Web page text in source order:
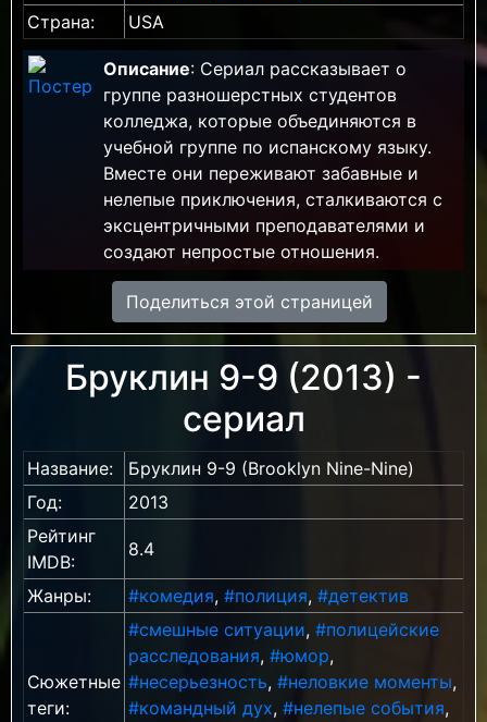
Страна:
USA
Описание: Сериал рассказывает о
группе разношерстных студентов
колледжа, которые объединяются в
учебной группе по испанскому языку.
Вместе они переживают забавные и
нелепые приключения, сталкиваются с
эксцентричными преподавателями и
создают непростые отношения.
Поделиться этой страницей
Бруклин 9-9 (2013) -
сериал
Название:
Бруклин 9-9 (Brooklyn Nine-Nine)
Год:
2013
Рейтинг
IMDB:
8.4
Жанры: #комедия, #полиция, #детектив
Сюжетные
теги:
#смешные ситуации, #полицейские
расследования, #юмор,
#несерьезность, #неловкие моменты,
#командный дух, #нелепые события,